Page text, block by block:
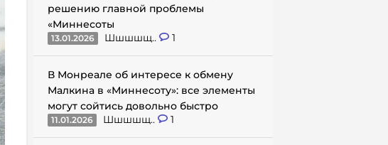
решению главной проблемы
«Миннесоты
13.01.2026 Шшшшщ.. 1
В Монреале об интересе к обмену
Малкина в «Миннесоту»: все элементы
могут сойтись довольно быстро
11.01.2026 Шшшшщ.. 1